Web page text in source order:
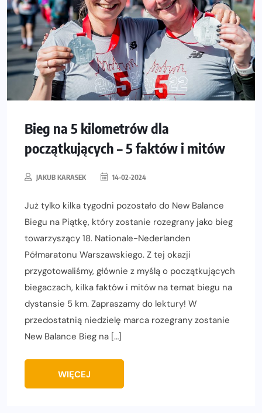
Bieg na 5 kilometrów dla
początkujących – 5 faktów i mitów
JAKUB KARASEK 14-02-2024
Już tylko kilka tygodni pozostało do New Balance
Biegu na Piątkę, który zostanie rozegrany jako bieg
towarzyszący 18. Nationale-Nederlanden
Półmaratonu Warszawskiego. Z tej okazji
przygotowaliśmy, głównie z myślą o początkujących
biegaczach, kilka faktów i mitów na temat biegu na
dystansie 5 km. Zapraszamy do lektury! W
przedostatnią niedzielę marca rozegrany zostanie
New Balance Bieg na […]
WIĘCEJ